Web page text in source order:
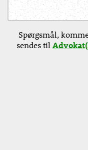
Spørgsmål,
sendes til